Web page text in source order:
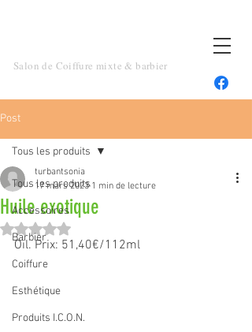
Salon de Coiffure mixte & barbier
Post
Tous les produits
Accessoires
Barbier
Coiffure
Esthétique
Produits I.C.O.N.
Tous les produits
Huile exotique
turbantsonia
17 mars 2023 1 min de lecture
Noté NaN étoiles sur 5.
Oil. Prix: 51,40€/112ml